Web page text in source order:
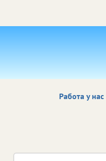
Работа у нас